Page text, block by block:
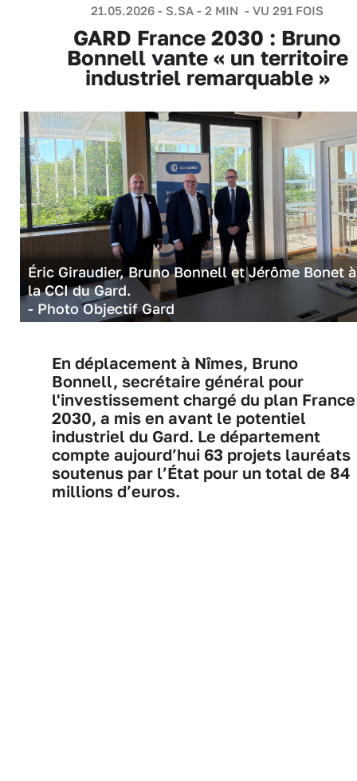
21.05.2026 - S.SA - 2 MIN - VU 291 FOIS
GARD France 2030 : Bruno
Bonnell vante « un territoire
industriel remarquable »
Éric Giraudier, Bruno Bonnell et Jérôme Bonet à
la CCI du Gard.
- Photo Objectif Gard
En déplacement à Nîmes, Bruno
Bonnell, secrétaire général pour
l'investissement chargé du plan France
2030, a mis en avant le potentiel
industriel du Gard. Le département
compte aujourd’hui 63 projets lauréats
soutenus par l’État pour un total de 84
millions d’euros.